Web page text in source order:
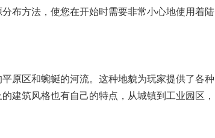
布方法，使您在开始时需要非常小心地使用着陆
原区和蜿蜒的河流。这种地貌为玩家提供了各种
建筑风格也有自己的特点，从城镇到工业园区，